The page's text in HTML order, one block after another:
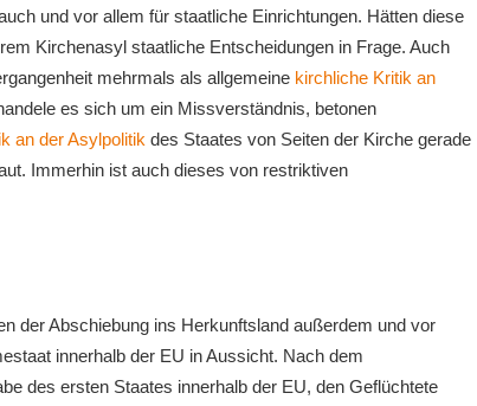
und vor allem für staatliche Einrichtungen. Hätten diese
Kirchenasyl staatliche Entscheidungen in Frage. Auch
mehrmals als allgemeine kirchliche Kritik an
es sich um ein Missverständnis, betonen
an der Asylpolitik des Staates von Seiten der Kirche gerade
Immerhin ist auch dieses von restriktiven
der Abschiebung ins Herkunftsland außerdem und vor
innerhalb der EU in Aussicht. Nach dem
des ersten Staates innerhalb der EU, den Geflüchtete